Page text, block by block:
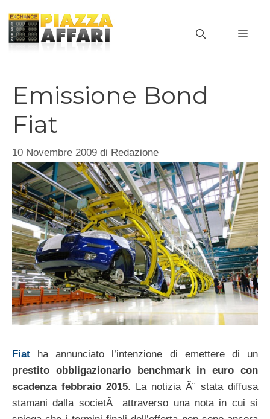
contenuto
Emissione Bond
Fiat
10 Novembre 2009 di Redazione
Fiat ha annunciato l’intenzione di emettere di un
prestito obbligazionario benchmark in euro con
scadenza febbraio 2015. La notizia Ã¨ stata diffusa
stamani dalla societÃ attraverso una nota in cui si